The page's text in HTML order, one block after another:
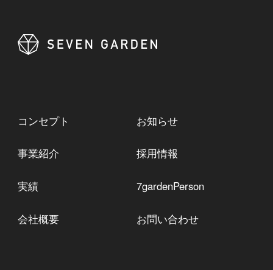
コンセプト
事業紹介
実績
会社概要
お知らせ
採用情報
7gardenPerson
お問い合わせ